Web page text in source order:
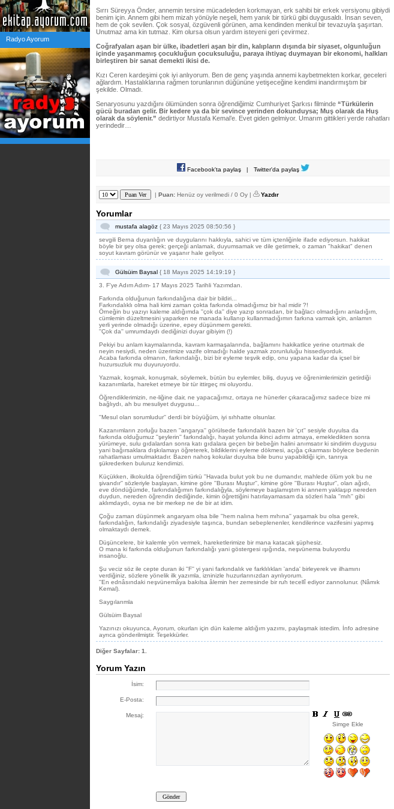
Radyo Ayorum
Sırrı Süreyya Önder, annemin tersine mücadeleden korkmayan, erk sahibi bir erkek versiyonu gibiydi
benim için. Annem gibi hem mizah yönüyle neşeli, hem yanık bir türkü gibi duygusaldı. İnsan seven,
hem de çok sevilen. Çok sosyal, özgüvenli görünen, ama kendinden menkul bir tevazuyla şaşırtan.
Unutmaz ama kin tutmaz. Kim olursa olsun yardım isteyeni geri çevirmez.
Coğrafyaları aşan bir ülke, ibadetleri aşan bir din, kalıpların dışında bir siyaset, olgunluğun
içinde yaşanmamış çocukluğun çocuksuluğu, paraya ihtiyaç duymayan bir ekonomi, halkları
birleştiren bir sanat demekti ikisi de.
Kızı Ceren kardeşimi çok iyi anlıyorum. Ben de genç yaşında annemi kaybetmekten korkar, geceleri
ağlardım. Hastalıklarına rağmen torunlarının düğününe yetişeceğine kendimi inandırmıştım bir
şekilde. Olmadı.
Senaryosunu yazdığını ölümünden sonra öğrendiğimiz Cumhuriyet Şarkısı filminde “Türkülerin
gücü buradan gelir. Bir kedere ya da bir sevince yerinden dokunduysa; Muş olarak da Huş
olarak da söylenir.” dedirtiyor Mustafa Kemal’e. Evet giden gelmiyor. Umarım gittikleri yerde rahatları
yerindedir…
Facebook'ta paylaş | Twitter'da paylaş
| Puan: Henüz oy verilmedi / 0 Oy | Yazdır
Yorumlar
mustafa alagöz { 23 Mayıs 2025 08:50:56 }
sevgili Berna duyarılığın ve duygularını hakkıyla, sahici ve tüm içtenliğinle ifade ediyorsun. hakikat
böyle bir şey olsa gerek; gerçeği anlamak, duyumsamak ve dile getirmek, o zaman "hakikat" denen
soyut kavram görünür ve yaşanır hale geliyor.
Gülsüim Baysal { 18 Mayıs 2025 14:19:19 }
3. F'ye Adım Adım- 17 Mayıs 2025 Tarihli Yazımdan.
Farkında olduğunun farkındalığına dair bir bildiri...
Farkındalıklı olma hali kimi zaman çokta farkında olmadığımız bir hal midir ?!
Örneğin bu yazıyı kaleme aldığımda ''çok da'' diye yazıp sonradan, bir bağlacı olmadığını anladığım,
cümlemin düzeltmesini yaparken ne manada kullanıp kullanmadığımın farkına varmak için, anlamın
yerli yerinde olmadığı üzerine, epey düşünmem gerekti.
''Çok da'' umrumdaydı dediğinizi duyar gibiyim (!)
Pekiyi bu anlam kaymalarında, kavram karmaşalarında, bağlamını hakikatlice yerine oturtmak de
neyin nesiydi, neden üzerimize vazife olmadığı halde yazmak zorunluluğu hissediyorduk.
Acaba farkında olmanın, farkındalığı, bizi bir eyleme teşvik edip, onu yapana kadar da içsel bir
huzursuzluk mu duyuruyordu.
Yazmak, koşmak, konuşmak, söylemek, bütün bu eylemler, biliş, duyuş ve öğrenimlerimizin getirdiği
kazanımlarla, hareket etmeye bir tür ittirgeç mi oluyordu.
Öğrendiklerimizin, ne-liğine dair, ne yapacağımız, ortaya ne hünerler çıkaracağımız sadece bize mi
bağlıydı, ah bu mesuliyet duygusu...
''Mesul olan sorumludur'' derdi bir büyüğüm, iyi sıhhatte olsunlar.
Kazanımların zorluğu bazen ''angarya'' görülsede farkındalık bazen bir 'çıt'' sesiyle duyulsa da
farkında olduğumuz ''şeylerin'' farkındalığı, hayat yolunda ikinci adımı atmaya, emekledikten sonra
yürümeye, sulu gıdalardan sonra katı gıdalara geçen bir bebeğin halini anımsatır ki sindirim duygusu
yani bağırsaklara dışkılamayı öğreterek, bildiklerini eyleme dökmesi, açığa çıkarması böylece bedenin
rahatlaması umulmaktadır. Bazen nahoş kokular duyulsa bile bunu yapabildiği için, tanrıya
şükrederken buluruz kendimizi.
Küçükken, ilkokulda öğrendiğim türkü ''Havada bulut yok bu ne dumandır, mahlede ölüm yok bu ne
şivandır'' sözleriyle başlayan, kimine göre ''Burası Muştur'', kimine göre ''Burası Huştur'', olan ağıdı,
eve döndüğümde, farkındalığımın farkındalığyla, söylemeye başlamıştım ki annem yaklaşıp nereden
duydun, nereden öğrendin dediğinde, kimin öğrettiğini hatırlayamasam da sözleri hala ''mıh'' gibi
aklımdaydı, oysa ne bir merkep ne de bir at idim.
Çoğu zaman düşünmek angaryam olsa bile ''hem nalına hem mıhına'' yaşamak bu olsa gerek,
farkındalığın, farkındalığı ziyadesiyle taşınca, bundan sebeplenenler, kendilerince vazifesini yapmış
olmaktaydı demek.
Düşüncelere, bir kalemle yön vermek, hareketlerimize bir mana katacak şüphesiz.
O mana ki farkında olduğunun farkındalığı yani göstergesi ışığında, neşvünema buluyordu
insanoğlu.
Şu veciz söz ile cepte duran iki ''F'' yi yani farkındalık ve farklılıkları 'anda' birleyerek ve ilhamını
verdiğiniz, sözlere yönelik ilk yazımla, izninizle huzurlarınızdan ayrılıyorum.
''En ednâsındaki neşvünemâya bakılsa âlemin her zerresinde bir ruh tecellî ediyor zannolunur. (Nâmık
Kemal).
Saygılarımla
Gülsüim Baysal
Yazınızı okuyunca, Ayorum, okurları için dün kaleme aldığım yazımı, paylaşmak istedim. İnfo adresine
ayrıca gönderilmiştir. Teşekkürler.
Diğer Sayfalar: 1.
Yorum Yazın
İsim:
E-Posta:
Mesaj:
Simge Ekle